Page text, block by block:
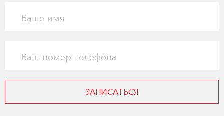
Ваше имя
Ваш номер телефона
ЗАПИСАТЬСЯ